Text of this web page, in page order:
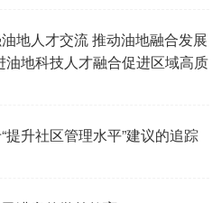
地人才交流 推动油地融合发展
地科技人才融合促进区域高质
提升社区管理水平”建议的追踪